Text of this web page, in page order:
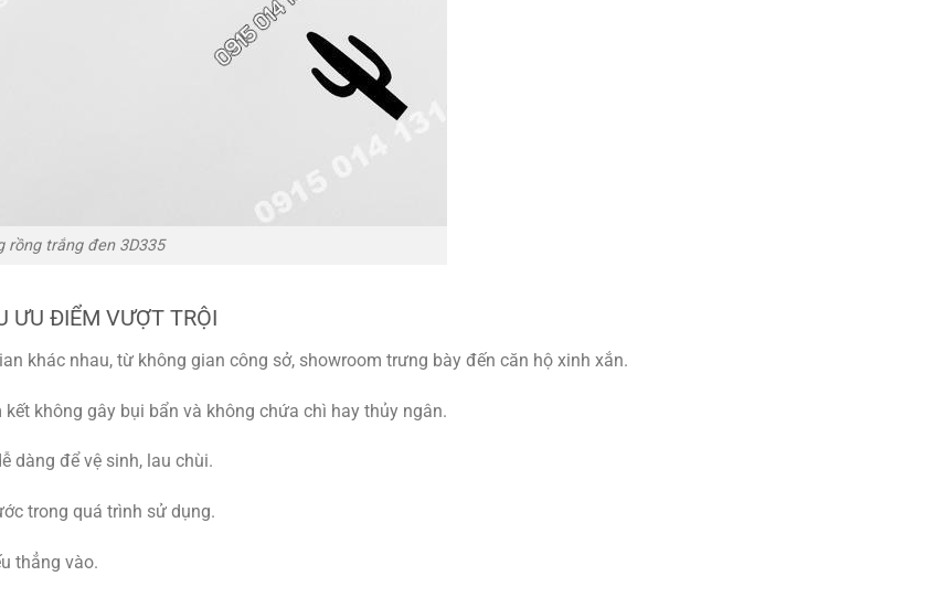
rồng trắng đen 3D335
ƯU ĐIỂM VƯỢT TRỘI
khác nhau, từ không gian công sở, showroom trưng bày đến căn hộ xinh xắn.
không gây bụi bẩn và không chứa chì hay thủy ngân.
dàng để vệ sinh, lau chùi.
trong quá trình sử dụng.
thẳng vào.